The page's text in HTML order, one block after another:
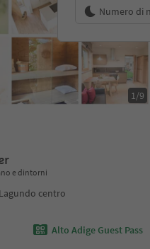
Numero di
1/9
e dintorni
centro
Alto Adige Guest Pass